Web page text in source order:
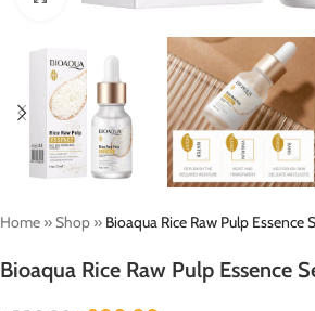
Home »Shop » Bioaqua Rice Raw Pulp Essence
Bioaqua Rice Raw Pulp Essence